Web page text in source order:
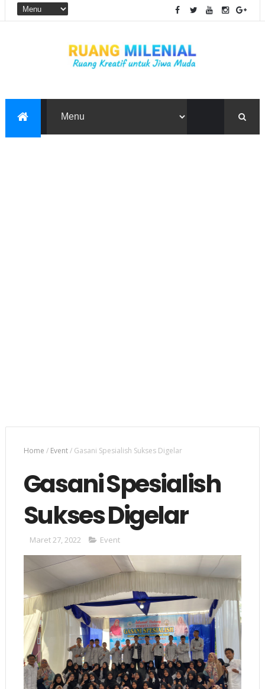
Home / Event/ Gasani Spesialish Sukses Digelar
Gasani Spesialish
Sukses Digelar
Maret 27, 2022 Event